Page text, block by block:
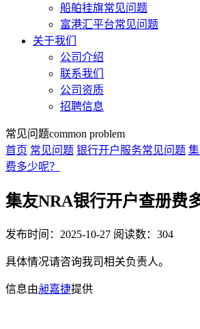
船舶挂旗常见问题
富港汇平台常见问题
关于我们
公司介绍
联系我们
公司资质
招聘信息
常见问题common problem
首页 常见问题 银行开户服务常见问题
费多少呢？
集友NRA银行开户查册费
发布时间：2025-10-27 阅读数：304
具体情况请咨询我司相关负责人。
信息由昶嘉捷提供